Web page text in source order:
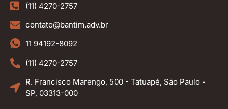
(11) 4270-2757
contato@bantim.adv.br
11 94192-8092
(11) 4270-2757
R. Francisco Marengo, 500 - Tatuapé, São Paulo -
SP, 03313-000